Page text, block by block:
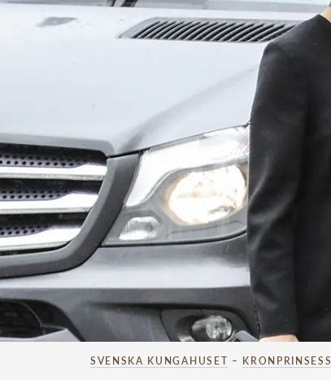
SVENSKA KUNGAHUSET –